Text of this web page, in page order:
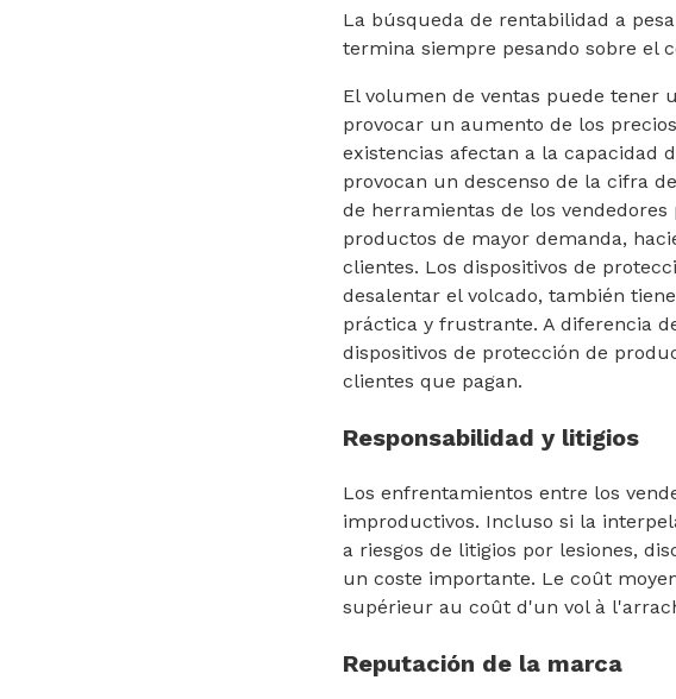
La búsqueda de rentabilidad a
termina siempre pesando sobre el
El volumen de ventas puede tener
provocar un aumento de los
existencias afectan a la capacidad
provocan un descenso de la cifra
de herramientas de los
productos de mayor demanda,
clientes. Los dispositivos de
desalentar el volcado, también
práctica y frustrante. A diferencia
dispositivos de protección de
clientes que pagan.
Responsabilidad y litigios
Los enfrentamientos entre los
improductivos. Incluso si la
a riesgos de litigios por lesiones,
un coste importante. Le coût
supérieur au coût d'un vol à
Reputación de la marca